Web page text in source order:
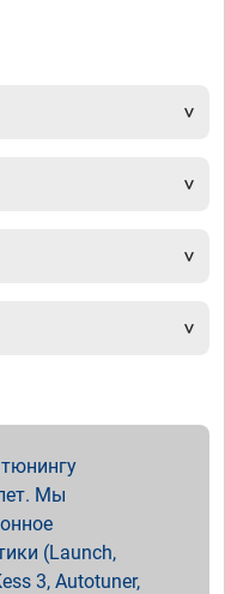
Мы
(Launch,
3, Autotuner,